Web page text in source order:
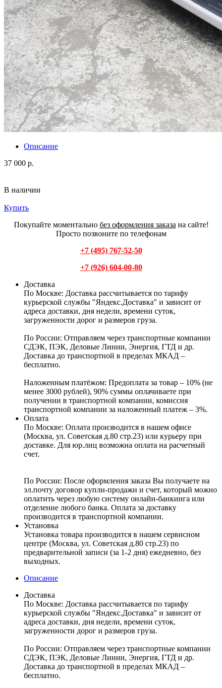
Описание
37 000 р.
В наличии
Купить
Покупайте моментально без оформления заказа на сайте!
Просто позвоните по телефонам
+7 (495) 767-52-50
+7 (926) 604-00-80
Доставка
По Москве: Доставка рассчитывается по тарифу
курьерской службы "Яндекс.Доставка" и зависит от
адреса доставки, дня недели, времени суток,
загруженности дорог и размеров груза.
По России: Отправляем через транспортные компании
СДЭК, ПЭК, Деловые Линии, Энергия, ГТД и др.
Доставка до транспортной в пределах МКАД –
бесплатно.
Наложенным платёжом: Предоплата за товар – 10% (не
менее 3000 рублей), 90% суммы оплачиваете при
получении в транспортной компании, комиссия
транспортной компании за наложенный платеж – 3%.
Оплата
По Москве: Оплата производится в нашем офисе
(Москва, ул. Советская д.80 стр.23) или курьеру при
доставке. Для юр.лиц возможна оплата на расчетный
счет.
По России: После оформления заказа Вы получаете на
эл.почту договор купли-продажи и счет, который можно
оплатить через любую систему онлайн-банкинга или
отделение любого банка. Оплата за доставку
производится в транспортной компании.
Установка
Установка товара производится в нашем сервисном
центре (Москва, ул. Советская д.80 стр.23) по
предварительной записи (за 1-2 дня) ежедневно, без
выходных.
Описание
Доставка
По Москве: Доставка рассчитывается по тарифу
курьерской службы "Яндекс.Доставка" и зависит от
адреса доставки, дня недели, времени суток,
загруженности дорог и размеров груза.
По России: Отправляем через транспортные компании
СДЭК, ПЭК, Деловые Линии, Энергия, ГТД и др.
Доставка до транспортной в пределах МКАД –
бесплатно.